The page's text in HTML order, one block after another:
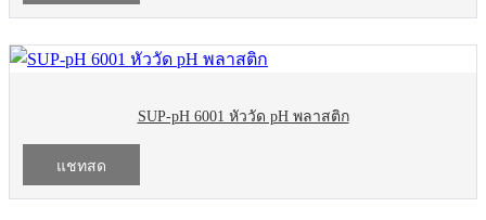
SUP-pH 6001 หัววัด pH พลาสติก
แชทสด